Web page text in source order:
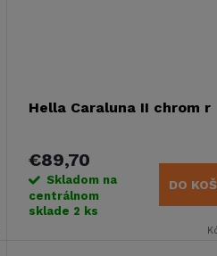
Hella Caraluna II chrom r
€89,70
Skladom na
centrálnom
sklade 2 ks
DO